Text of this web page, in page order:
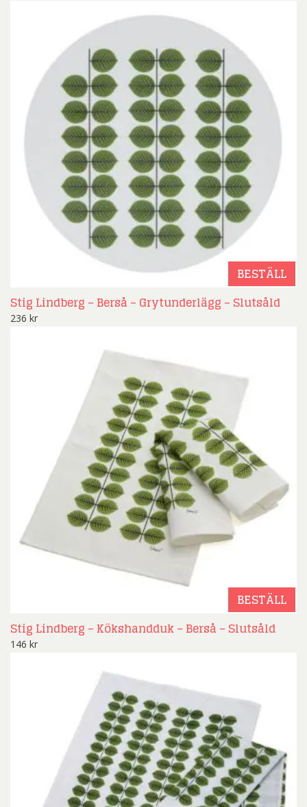
BESTÄLL
Stig Lindberg – Berså – Grytunderlägg – Slutsåld
236 kr
BESTÄLL
Stig Lindberg – Kökshandduk – Berså – Slutsåld
146 kr